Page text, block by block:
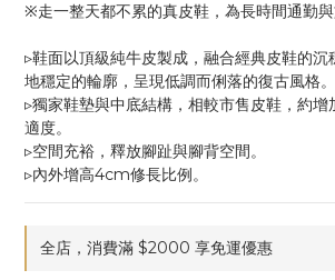
※走一整天都不累的真皮鞋，為長時間通勤與
▹鞋面以頂級純牛皮製成，融合經典皮鞋的沉
地穩定的輪廓，呈現低調而俐落的復古風格。
▹獨家鞋墊與中底結構，相較市售皮鞋，約增
適度。
▹空間充裕，釋放腳趾與腳背空間。
▹內外增高4cm修長比例。
全店，消費滿 $2000 享免運優惠